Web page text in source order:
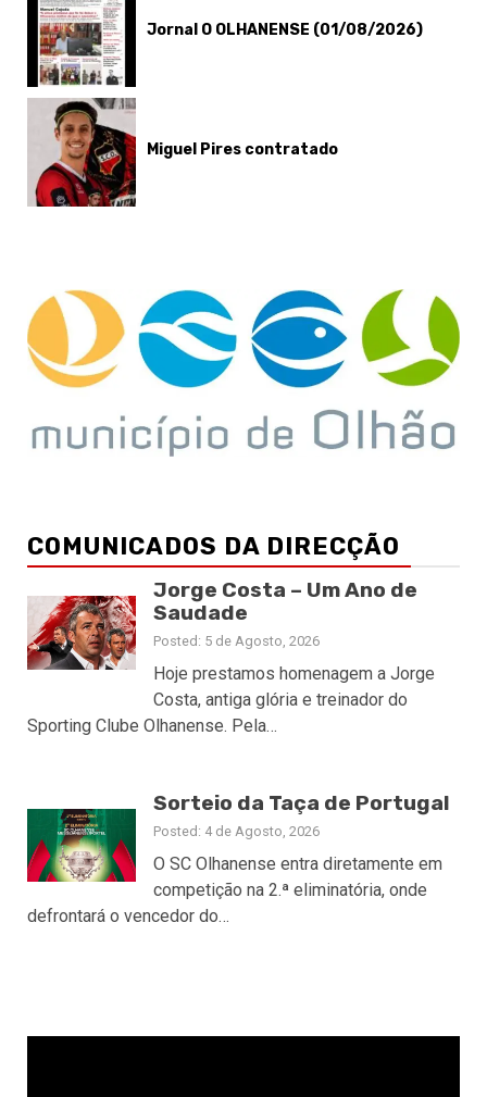
Jornal O OLHANENSE (01/08/2026)
Miguel Pires contratado
COMUNICADOS DA DIRECÇÃO
Jorge Costa – Um Ano de
Saudade
Posted: 5 de Agosto, 2026
Hoje prestamos homenagem a Jorge
Costa, antiga glória e treinador do
Sporting Clube Olhanense. Pela…
Sorteio da Taça de Portugal
Posted: 4 de Agosto, 2026
O SC Olhanense entra diretamente em
competição na 2.ª eliminatória, onde
defrontará o vencedor do…